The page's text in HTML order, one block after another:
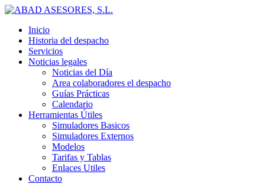
Inicio
Historia del despacho
Servicios
Noticias legales
Noticias del Día
Area colaboradores el despacho
Guías Prácticas
Calendario
Herramientas Útiles
Simuladores Basicos
Simuladores Externos
Modelos
Tarifas y Tablas
Enlaces Utiles
Contacto